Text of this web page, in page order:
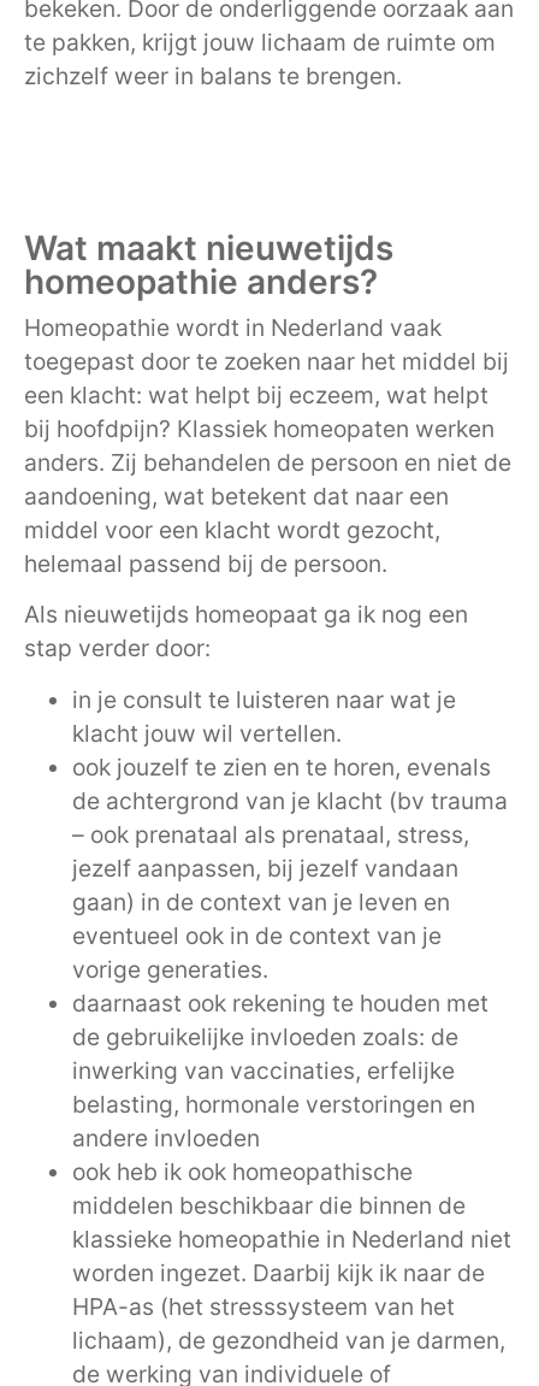
bekeken. Door de onderliggende oorzaak aan
te pakken, krijgt jouw lichaam de ruimte om
zichzelf weer in balans te brengen.
Wat maakt nieuwetijds
homeopathie anders?
Homeopathie wordt in Nederland vaak
toegepast door te zoeken naar het middel bij
een klacht: wat helpt bij eczeem, wat helpt
bij hoofdpijn? Klassiek homeopaten werken
anders. Zij behandelen de persoon en niet de
aandoening, wat betekent dat naar een
middel voor een klacht wordt gezocht,
helemaal passend bij de persoon.
Als nieuwetijds homeopaat ga ik nog een
stap verder door:
in je consult te luisteren naar wat je
klacht jouw wil vertellen.
ook jouzelf te zien en te horen, evenals
de achtergrond van je klacht (bv trauma
– ook prenataal als prenataal, stress,
jezelf aanpassen, bij jezelf vandaan
gaan) in de context van je leven en
eventueel ook in de context van je
vorige generaties.
daarnaast ook rekening te houden met
de gebruikelijke invloeden zoals: de
inwerking van vaccinaties, erfelijke
belasting, hormonale verstoringen en
andere invloeden
ook heb ik ook homeopathische
middelen beschikbaar die binnen de
klassieke homeopathie in Nederland niet
worden ingezet. Daarbij kijk ik naar de
HPA-as (het stresssysteem van het
lichaam), de gezondheid van je darmen,
de werking van individuele of